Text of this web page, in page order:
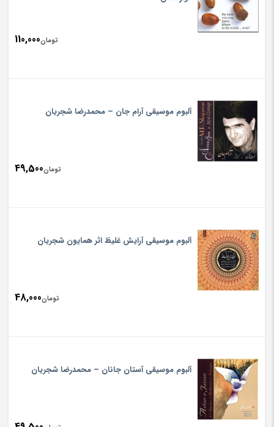
تومان110,000
آلبوم موسیقی آرام جان – محمدرضا شجریان
تومان49,500
آلبوم موسیقی آرایش غلیظ اثر همایون شجریان
تومان48,000
آلبوم موسیقی آستان جانان – محمدرضا شجریان